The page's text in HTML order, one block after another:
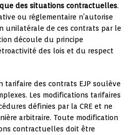
des situations contractuelles.
ou réglementaire n’autorise
unilatérale de ces contrats par le
découle du principe
des lois et du respect
tarifaire des contrats EJP soulève
Les modifications tarifaires
définies par la CRE et ne
arbitraire. Toute modification
contractuelles doit être